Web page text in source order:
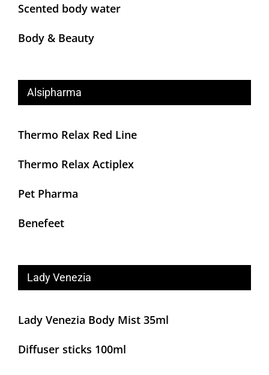
Scented body water
Body & Beauty
Alsipharma
Thermo Relax Red Line
Thermo Relax Actiplex
Pet Pharma
Benefeet
Lady Venezia
Lady Venezia Body Mist 35ml
Diffuser sticks 100ml